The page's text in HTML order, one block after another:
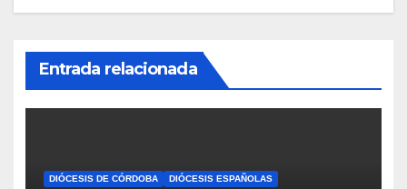
Entrada relacionada
DIÓCESIS DE CÓRDOBA DIÓCESIS ESPAÑOLAS